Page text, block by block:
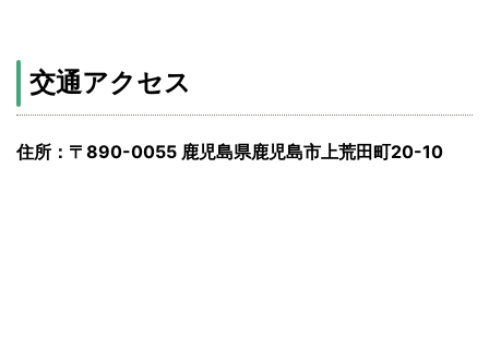
交通アクセス
住所：〒890-0055 鹿児島県鹿児島市上荒田町20-10